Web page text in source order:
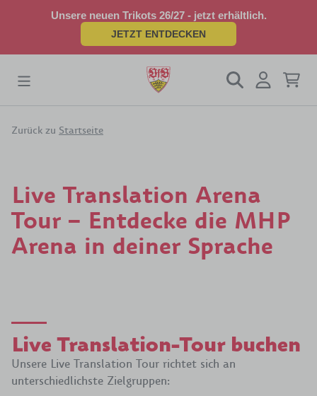
Unsere neuen Trikots 26/27 - jetzt erhältlich.
JETZT ENTDECKEN
Zurück zu Startseite
Live Translation Arena
Tour – Entdecke die MHP
Arena in deiner Sprache
Live Translation-Tour buchen
Unsere Live Translation Tour richtet sich an
unterschiedlichste Zielgruppen: